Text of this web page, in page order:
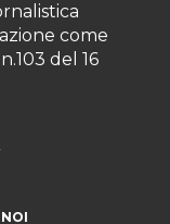
come
del 16